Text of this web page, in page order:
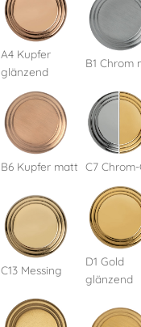
A4 Kupfer
glänzend
B1 Chrom
B6 Kupfer matt C7
C13 Messing
D1 Gold
glänzend